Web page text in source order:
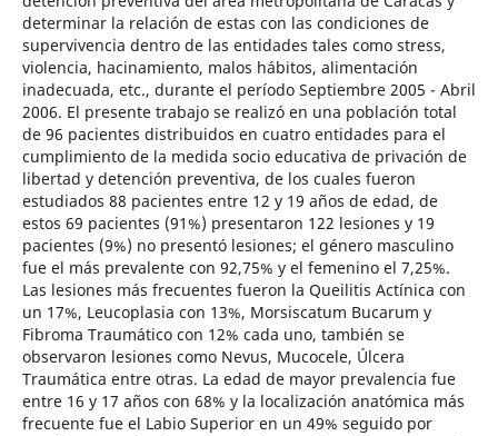
determinar la relación de estas con las condiciones de
supervivencia dentro de las entidades tales como stress,
violencia, hacinamiento, malos hábitos, alimentación
inadecuada, etc., durante el período Septiembre 2005 - Abril
2006. El presente trabajo se realizó en una población total
de 96 pacientes distribuidos en cuatro entidades para el
cumplimiento de la medida socio educativa de privación de
libertad y detención preventiva, de los cuales fueron
estudiados 88 pacientes entre 12 y 19 años de edad, de
estos 69 pacientes (91%) presentaron 122 lesiones y 19
pacientes (9%) no presentó lesiones; el género masculino
fue el más prevalente con 92,75% y el femenino el 7,25%.
Las lesiones más frecuentes fueron la Queilitis Actínica con
un 17%, Leucoplasia con 13%, Morsiscatum Bucarum y
Fibroma Traumático con 12% cada uno, también se
observaron lesiones como Nevus, Mucocele, Úlcera
Traumática entre otras. La edad de mayor prevalencia fue
entre 16 y 17 años con 68% y la localización anatómica más
frecuente fue el Labio Superior en un 49% seguido por